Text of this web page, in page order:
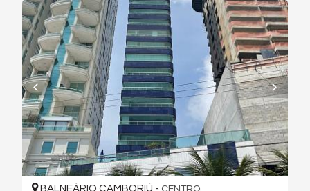
BALNEÁRIO CAMBORIÚ - CENTRO